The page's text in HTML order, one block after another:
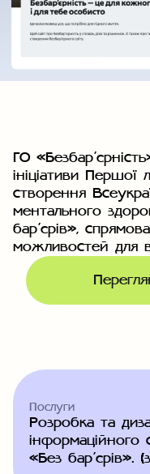
ГО
ініціативи Першої
створення
ментального
бар’єрів»,
можливостей для
Послуги
Розробка та
інформаційного
«Без бар’єрів».